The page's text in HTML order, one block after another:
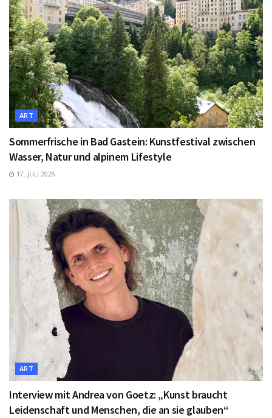
ART
Sommerfrische in Bad Gastein: Kunstfestival zwischen
Wasser, Natur und alpinem Lifestyle
17. JULI 2026
ART
Interview mit Andrea von Goetz: „Kunst braucht
Leidenschaft und Menschen, die an sie glauben“